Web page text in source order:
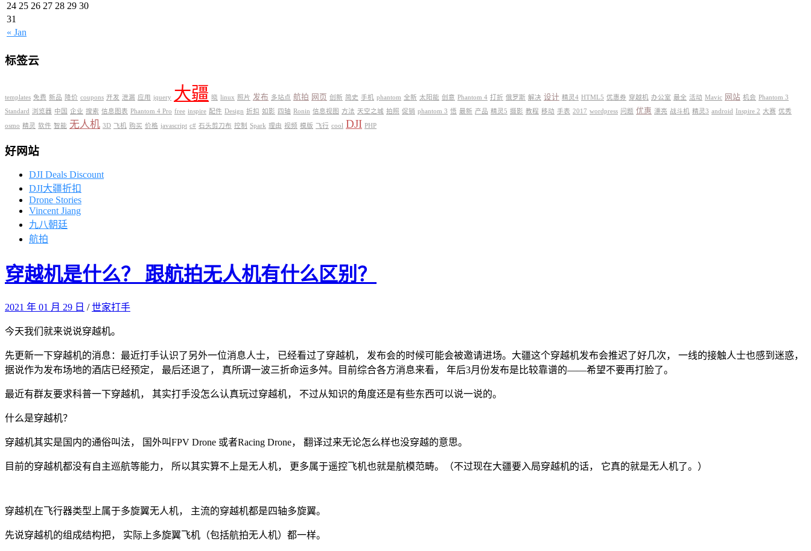
« Jan
24 25 26 27 28 29 30
31
标签云
templates 免费 新品 降价 coupons 开发 泄漏 应用 jquery 大疆 晓 linux 照片 发布 多站点 航拍 网页 创新 简史 手机 phantom 全新 太阳能 创意 Phantom 4 打折 俄罗斯 解决 设计 精灵4 HTML5 优惠券 穿越机 办公室 最全 活动 Mavic 网站 机会 Phantom 3
Standard 浏览器 中国 企业 搜索 信息图表 Phantom 4 Pro free inspire 配件 Design 折扣 如影 四轴 Ronin 信息视图 方法 天空之城 拍照 促销 phantom 3 悟 最新 产品 精灵5 摄影 教程 移动 手表 2017 wordpress 问题 优惠 漂亮 战斗机 精灵3 android Inspire 2 大赛 优秀
osmo 精灵 软件 智能 无人机 3D 飞机 购买 价格 javascript c# 石头剪刀布 控制 Spark 理由 视频 模版 飞行 cool DJI PHP
好网站
DJI Deals Discount
DJI大疆折扣
Drone Stories
Vincent Jiang
九八朝廷
航拍
穿越机是什么？ 跟航拍无人机有什么区别？
2021 年 01 月 29 日 /世家打手
今天我们就来说说穿越机。
先更新一下穿越机的消息：最近打手认识了另外一位消息人士， 已经看过了穿越机， 发布会的时候可能会被邀请进场。大疆这个穿越机发布会推迟了好几次， 一线的接触人士也感到迷惑，
据说作为发布场地的酒店已经预定， 最后还退了， 真所谓一波三折命运多舛。目前综合各方消息来看， 年后3月份发布是比较靠谱的——希望不要再打脸了。
最近有群友要求科普一下穿越机， 其实打手没怎么认真玩过穿越机， 不过从知识的角度还是有些东西可以说一说的。
什么是穿越机？
穿越机其实是国内的通俗叫法， 国外叫FPV Drone 或者Racing Drone， 翻译过来无论怎么样也没穿越的意思。
目前的穿越机都没有自主巡航等能力， 所以其实算不上是无人机， 更多属于遥控飞机也就是航模范畴。（不过现在大疆要入局穿越机的话， 它真的就是无人机了。）
穿越机在飞行器类型上属于多旋翼无人机， 主流的穿越机都是四轴多旋翼。
先说穿越机的组成结构把， 实际上多旋翼飞机（包括航拍无人机）都一样。